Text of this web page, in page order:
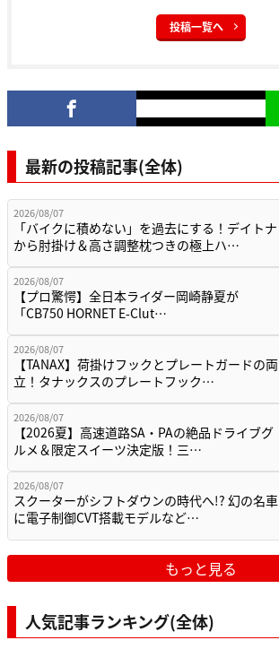
投稿一覧へ
最新の投稿記事(全体)
2026/08/07
「バイクに積めない」を過去にする！デイトナ
から肘掛け＆高さ調整枕つきの極上ハ…
2026/08/07
【プロ驚愕】全日本ライダー岡崎静夏が
「CB750 HORNET E-Clut…
2026/08/07
【TANAX】荷掛けフックとプレートガードの両
立！タナックスのプレートフック…
2026/08/07
【2026夏】高速道路SA・PAの絶品ドライブグ
ルメ＆限定スイーツ決定版！三…
2026/08/07
スクーターがシフトダウンの時代へ!? 幻の名車
に電子制御CVT搭載モデルなど…
もっと見る
人気記事ランキング(全体)